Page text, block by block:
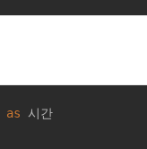
as